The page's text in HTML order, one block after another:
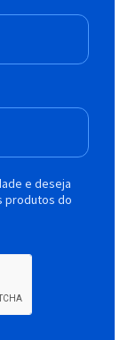
e deseja
produtos do